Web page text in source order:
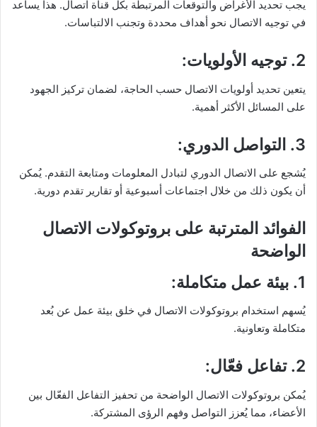
يجب تحديد الأغراض والتوقعات المرتبطة بكل قناة اتصال. هذا يساعد
في توجيه الاتصال نحو أهداف محددة وتجنب الالتباسات.
2. توجيه الأولويات:
يتعين تحديد أولويات الاتصال حسب الحاجة، لضمان تركيز الجهود
على المسائل الأكثر أهمية.
3. التواصل الدوري:
يُشجع على الاتصال الدوري لتبادل المعلومات ومتابعة التقدم. يُمكن
أن يكون ذلك من خلال اجتماعات أسبوعية أو تقارير تقدم دورية.
الفوائد المترتبة على بروتوكولات الاتصال
الواضحة
1. بيئة عمل متكاملة:
يُسهم استخدام بروتوكولات الاتصال في خلق بيئة عمل عن بُعد
متكاملة وتعاونية.
2. تفاعل فعّال:
يُمكن بروتوكولات الاتصال الواضحة من تحفيز التفاعل الفعّال بين
الأعضاء، مما يُعزز التواصل وفهم الرؤى المشتركة.